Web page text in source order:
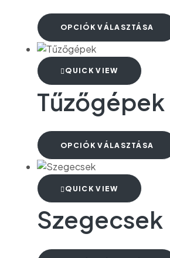
OPCIÓK VÁLASZTÁSA
QUICK VIEW
Tűzőgépek
OPCIÓK VÁLASZTÁSA
QUICK VIEW
Szegecsek